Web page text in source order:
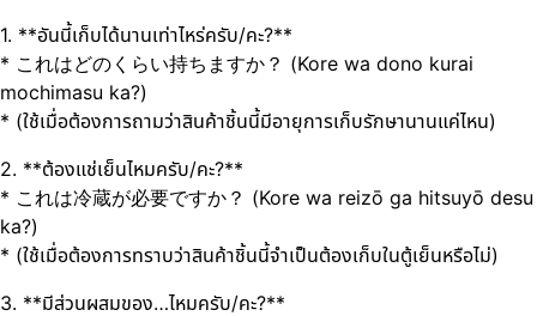
1. **อันนี้เก็บได้นานเท่าไหร่ครับ/คะ?**
* これはどのくらい持ちますか？ (Kore wa dono kurai
mochimasu ka?)
* (ใช้เมื่อต้องการถามว่าสินค้าชิ้นนี้มีอายุการเก็บรักษานานแค่ไหน)
2. **ต้องแช่เย็นไหมครับ/คะ?**
* これは冷蔵が必要ですか？ (Kore wa reizō ga hitsuyō desu
ka?)
* (ใช้เมื่อต้องการทราบว่าสินค้าชิ้นนี้จำเป็นต้องเก็บในตู้เย็นหรือไม่)
3. **มีส่วนผสมของ…ไหมครับ/คะ?**